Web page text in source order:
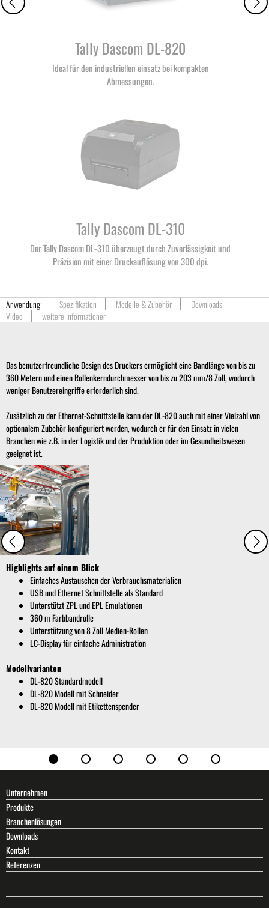
Tally Dascom DL-820
Ideal für den industriellen einsatz bei kompakten
Abmessungen.
Tally Dascom DL-310
Der Tally Dascom DL-310 überzeugt durch Zuverlässigkeit und
Präzision mit einer Druckauflösung von 300 dpi.
Anwendung Spezifikation Modelle & Zubehör
Downloads
Video
weitere Informationen
Das benutzerfreundliche Design des Druckers ermöglicht eine Bandlänge von bis zu
360 Metern und einen Rollenkerndurchmesser von bis zu 203 mm/8 Zoll, wodurch
weniger Benutzereingriffe erforderlich sind.
Zusätzlich zu der Ethernet-Schnittstelle kann der DL-820 auch mit einer Vielzahl von
optionalem Zubehör konfiguriert werden, wodurch er für den Einsatz in vielen
Branchen wie z.B. in der Logistik und der Produktion oder im Gesundheitswesen
geeignet ist.
Highlights auf einem Blick
Einfaches Austauschen der Verbrauchsmaterialien
USB und Ethernet Schnittstelle als Standard
Unterstützt ZPL und EPL Emulationen
360 m Farbbandrolle
Unterstützung von 8 Zoll Medien-Rollen
LC-Display für einfache Administration
Modellvarianten
DL-820 Standardmodell
DL-820 Modell mit Schneider
DL-820 Modell mit Etikettenspender
Unternehmen
Produkte
Branchenlösungen
Downloads
Kontakt
Referenzen